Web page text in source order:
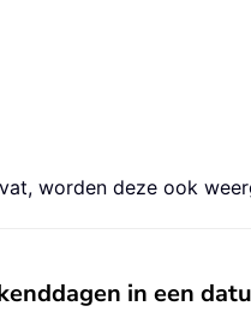
worden deze ook
in een